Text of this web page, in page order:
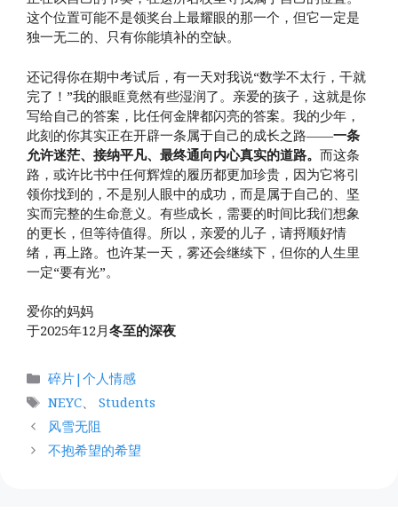
这个位置可能不是领奖台上最耀眼的那一个，但它一定是
独一无二的、只有你能填补的空缺。
还记得你在期中考试后，有一天对我说“数学不太行，干就
完了！”我的眼眶竟然有些湿润了。亲爱的孩子，这就是你
写给自己的答案，比任何金牌都闪亮的答案。我的少年，
此刻的你其实正在开辟一条属于自己的成长之路——一条
允许迷茫、接纳平凡、最终通向内心真实的道路。 而这条
路，或许比书中任何辉煌的履历都更加珍贵，因为它将引
领你找到的，不是别人眼中的成功，而是属于自己的、坚
实而完整的生命意义。有些成长，需要的时间比我们想象
的更长，但等待值得。所以，亲爱的儿子，请捋顺好情
绪，再上路。也许某一天，雾还会继续下，但你的人生里
一定“要有光”。
爱你的妈妈
于2025年12月冬至的深夜
分
类
碎片|个人情感
标
签
NEYC、 Students
风雪无阻
不抱希望的希望